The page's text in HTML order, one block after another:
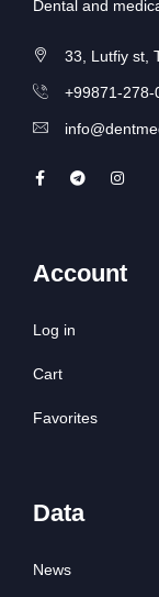
Dental and
33, Lutfiy st,
+99871-278-
Account
Log in
Cart
Favorites
Data
News